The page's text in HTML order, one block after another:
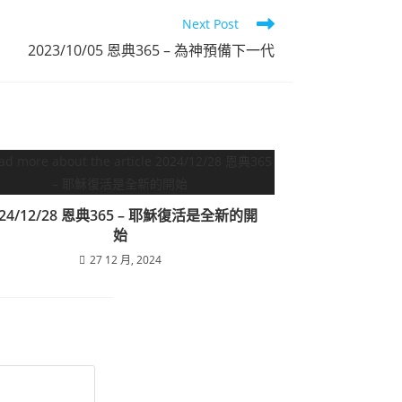
Next Post
2023/10/05 恩典365 – 為神預備下一代
12/28 恩典365 – 耶穌復活是全新的開
始
27 12 月, 2024